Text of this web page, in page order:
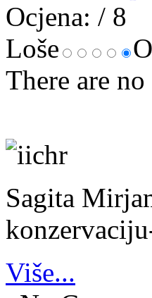
Ocjena: / 8
Loše
There are
Sagita
Više...